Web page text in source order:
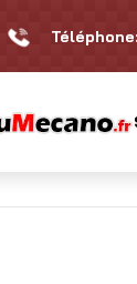
Téléphone: